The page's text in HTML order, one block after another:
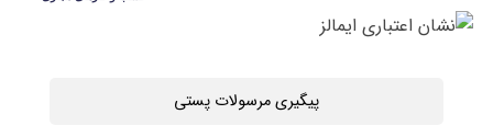
پیگیری مرسولات پستی